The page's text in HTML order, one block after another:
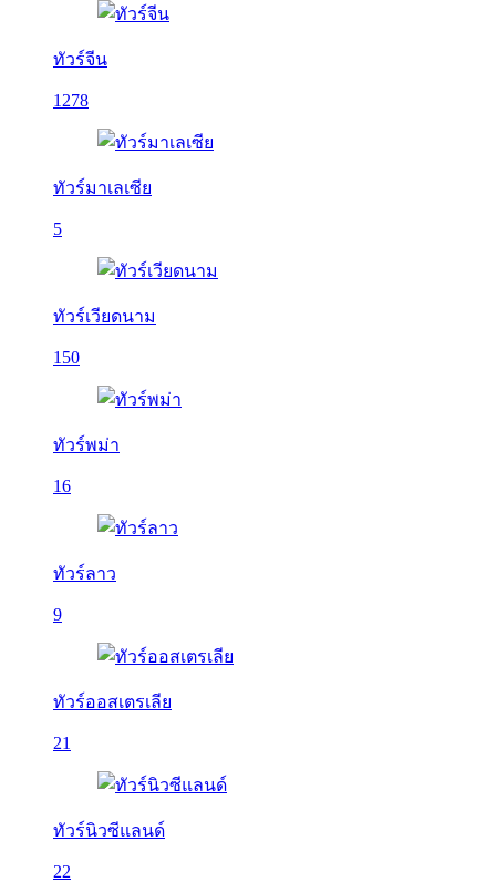
ทัวร์จีน
1278
ทัวร์มาเลเซีย
5
ทัวร์เวียดนาม
150
ทัวร์พม่า
16
ทัวร์ลาว
9
ทัวร์ออสเตรเลีย
21
ทัวร์นิวซีแลนด์
22